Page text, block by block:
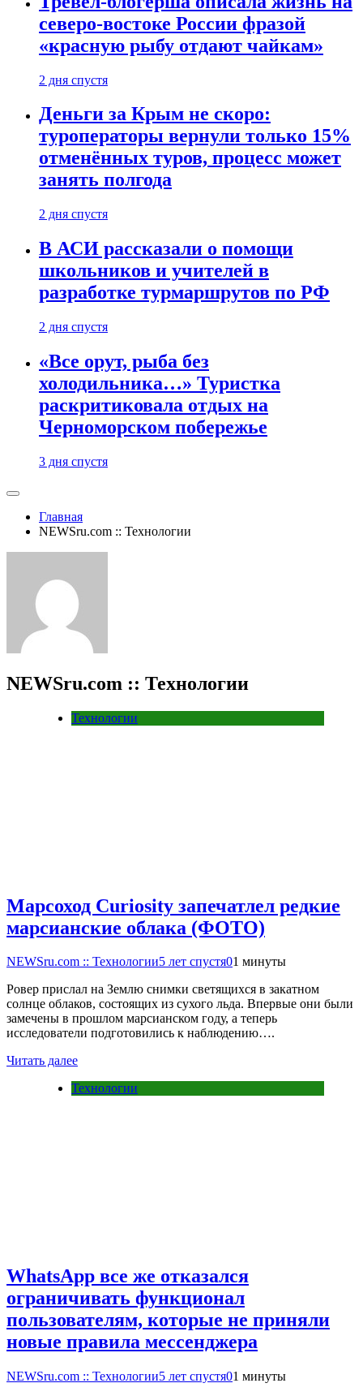
северо-востоке России фразой
«красную рыбу отдают чайкам»
2 дня спустя
Деньги за Крым не скоро:
туроператоры вернули только 15%
отменённых туров, процесс может
занять полгода
2 дня спустя
В АСИ рассказали о помощи
школьников и учителей в
разработке турмаршрутов по РФ
2 дня спустя
«Все орут, рыба без
холодильника…» Туристка
раскритиковала отдых на
Черноморском побережье
3 дня спустя
Главная
NEWSru.com :: Технологии
NEWSru.com :: Технологии
Технологии
Марсоход Curiosity запечатлел редкие
марсианские облака (ФОТО)
NEWSru.com :: Технологии5 лет спустя01 минуты
Ровер прислал на Землю снимки светящихся в закатном
солнце облаков, состоящих из сухого льда. Впервые они были
замечены в прошлом марсианском году, а теперь
исследователи подготовились к наблюдению….
Читать далее
Технологии
WhatsApp все же отказался
ограничивать функционал
пользователям, которые не приняли
новые правила мессенджера
NEWSru.com :: Технологии5 лет спустя01 минуты